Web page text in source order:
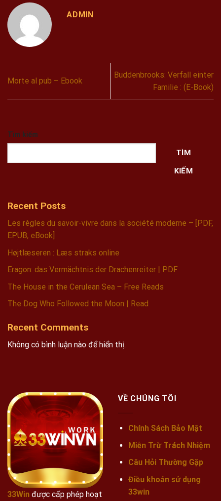
ADMIN
Morte al pub – Ebook
Buddenbrooks: Verfall einter
Familie : (E-Book)
Tìm kiếm
TÌM
KIẾM
Recent Posts
Les règles du savoir-vivre dans la société moderne – [PDF,
EPUB, eBook]
Højtlæseren : Læs straks online
Eragon: das Vermächtnis der Drachenreiter | PDF
The House in the Cerulean Sea – Free Reads
The Dog Who Followed the Moon | Read
Recent Comments
Không có bình luận nào để hiển thị.
33Win được cấp phép hoạt
VỀ CHÚNG TÔI
Chính Sách Bảo Mật
Miễn Trừ Trách Nhiệm
Câu Hỏi Thường Gặp
Điều khoản sử dụng
33win